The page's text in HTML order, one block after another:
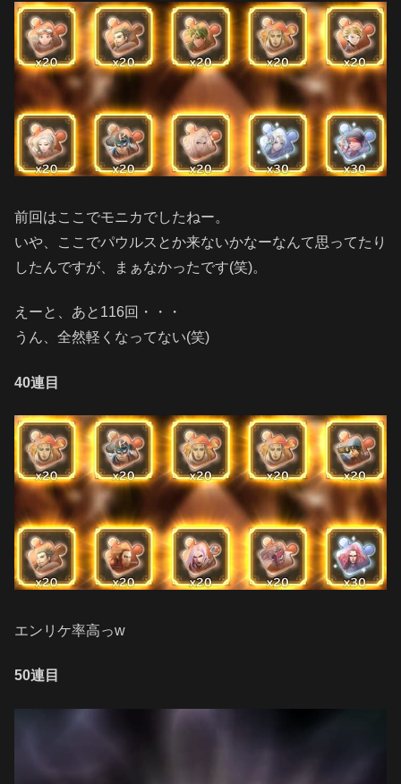
前回はここでモニカでしたねー。
いや、ここでパウルスとか来ないかなーなんて思ってたり
したんですが、まぁなかったです(笑)。
えーと、あと116回・・・
うん、全然軽くなってない(笑)
40連目
エンリケ率高っw
50連目